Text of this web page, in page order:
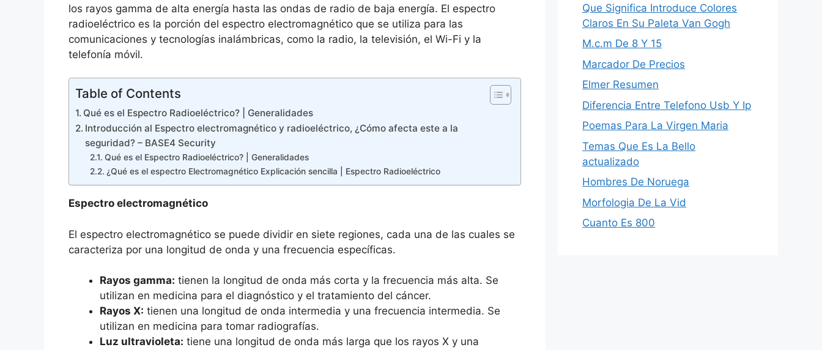
los rayos gamma de alta energía hasta las ondas de radio de baja energía. El espectro
radioeléctrico es la porción del espectro electromagnético que se utiliza para las
comunicaciones y tecnologías inalámbricas, como la radio, la televisión, el Wi-Fi y la
telefonía móvil.
Table of Contents
Qué es el Espectro Radioeléctrico? | Generalidades
Introducción al Espectro electromagnético y radioeléctrico, ¿Cómo afecta este a la
seguridad? – BASE4 Security
Qué es el Espectro Radioeléctrico? | Generalidades
¿Qué es el espectro Electromagnético Explicación sencilla | Espectro Radioeléctrico
Espectro electromagnético
El espectro electromagnético se puede dividir en siete regiones, cada una de las cuales se
caracteriza por una longitud de onda y una frecuencia específicas.
Rayos gamma: tienen la longitud de onda más corta y la frecuencia más alta. Se
utilizan en medicina para el diagnóstico y el tratamiento del cáncer.
Rayos X: tienen una longitud de onda intermedia y una frecuencia intermedia. Se
utilizan en medicina para tomar radiografías.
Luz ultravioleta: tiene una longitud de onda más larga que los rayos X y una
Que Significa Introduce Colores
Claros En Su Paleta Van Gogh
M.c.m De 8 Y 15
Marcador De Precios
Elmer Resumen
Diferencia Entre Telefono Usb Y Ip
Poemas Para La Virgen Maria
Temas Que Es La Bello
actualizado
Hombres De Noruega
Morfologia De La Vid
Cuanto Es 800